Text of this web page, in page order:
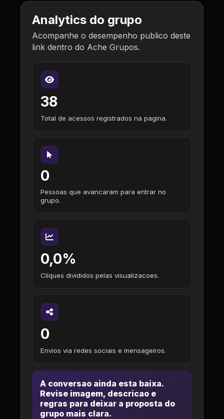
Analytics do grupo
Acompanhe o desempenho publico deste
link dentro do Ache Grupos.
38
Total de acessos registrados na pagina.
0
Pessoas que avancaram para entrar no
grupo.
0,0%
Cliques divididos pelas visualizacoes.
0
Envios via redes sociais e mensageiros.
A conversao ainda esta baixa.
Revise imagem, descricao e
regras para deixar a proposta do
grupo mais clara.